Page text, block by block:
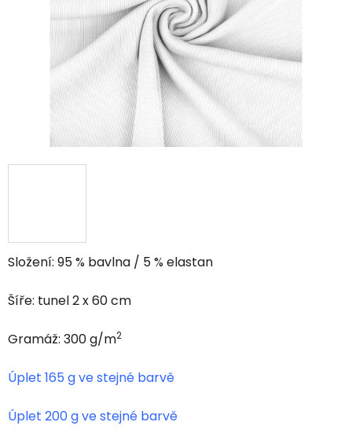
Složení: 95 % bavlna / 5 % elastan
Šíře: tunel 2 x 60 cm
Gramáž: 300 g/m2
Úplet 165 g ve stejné barvě
Úplet 200 g ve stejné barvě
hviezdičiek.